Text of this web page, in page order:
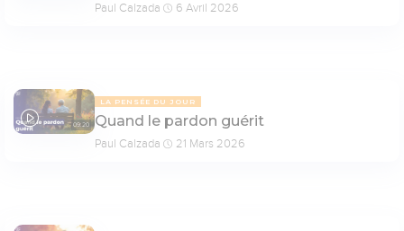
Paul Calzada 6 Avril 2026
09:20
LA PENSÉE DU JOUR
Quand le pardon guérit
Paul Calzada 21 Mars 2026